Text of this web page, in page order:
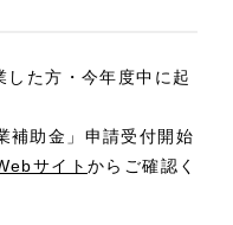
た方・今年度中に起
補助金」申請受付開始
サイト からご確認く